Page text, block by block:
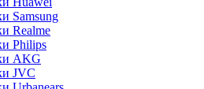
Samsung
Realme
Philips
AKG
JVC